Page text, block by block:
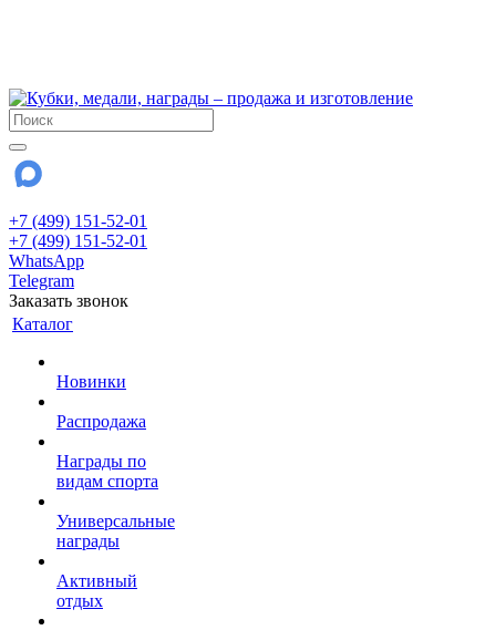
+7 (499) 151-52-01
+7 (499) 151-52-01
WhatsApp
Telegram
Заказать звонок
Каталог
Новинки
Распродажа
Награды по
видам спорта
Универсальные
награды
Активный
отдых